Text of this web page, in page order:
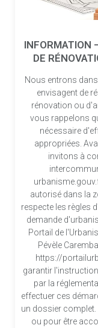
INFORMATION
DE
Nous entrons
envisagent de
rénovation ou
vous rappelons
nécessaire
appropriées.
invitons à
autorisé dans la
respecte les règles
demande
Portail de
Pévèle
https://
garantir
par la
effectuer ces
un dossier
ou pour être